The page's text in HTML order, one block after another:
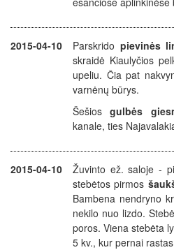
2015-04-10 Parskrido pievinės
skraidė Kiaulyčios
upeliu. Čia pat
varnėnų būrys.
Šešiosgulbės
kanale, ties
2015-04-10 Žuvinto ež. saloje -
stebėtos pirmos
Bambena nendryno
nekilo nuo lizdo.
poros. Viena stebėta
5 kv., kur pernai